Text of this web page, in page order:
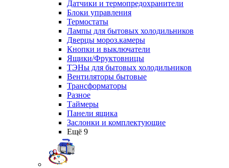
Датчики и термопредохранители
Блоки управления
Термостаты
Лампы для бытовых холодильников
Дверцы мороз.камеры
Кнопки и выключатели
Ящики/Фруктовницы
ТЭНы для бытовых холодильников
Вентиляторы бытовые
Трансформаторы
Разное
Таймеры
Панели ящика
Заслонки и комплектующие
Ещё 9